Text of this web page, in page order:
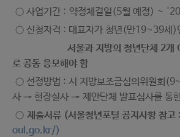
○ 사업기간 : 약정체결일(5월 예정) ~
○ 신청자격 : 대표자가 청년(만19~39세)
서울과 지방의 청년단체 2개
로 공동 응모해야 함
○ 선정방법 : 시 지방보조금심의위원회
사 → 현장실사 → 제안단체 발표심사를 통
○ 제출서류 (서울청년포털 공지사항 참고 :
oul.go.kr/)